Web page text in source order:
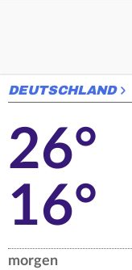
DEUTSCHLAND
26°
16°
morgen